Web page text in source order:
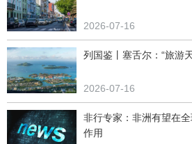
2026-07-16
列国鉴丨塞舌尔：“旅游
2026-07-16
非行专家：非洲有望在
作用